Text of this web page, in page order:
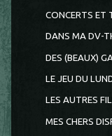
CONCERTS ET
DANS MA DV-
DES (BEAUX)
LE JEU DU
LES AUTRES
MES CHERS